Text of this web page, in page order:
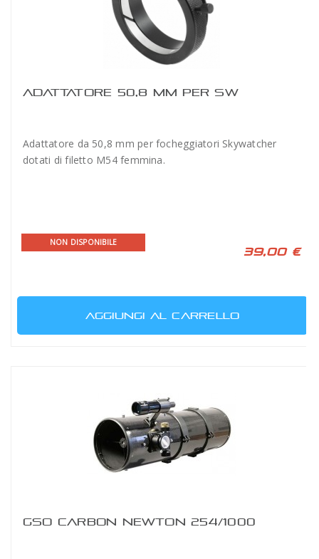
ADATTATORE 50,8 MM PER SW
Adattatore da 50,8 mm per focheggiatori Skywatcher
dotati di filetto M54 femmina.
NON DISPONIBILE
39,00 €
AGGIUNGI AL CARRELLO
GSO CARBON NEWTON 254/1000